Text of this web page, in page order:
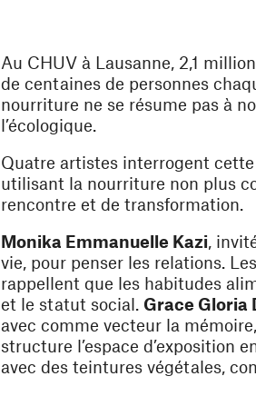
Au CHUV à Lausanne, 2,1
de centaines de personnes
nourriture ne se résume pas à
l’écologique.
Quatre artistes interrogent
utilisant la nourriture non plus
rencontre et de transformation.
Monika Emmanuelle Kazi,
vie, pour penser les relations.
rappellent que les habitudes
et le statut social. Grace Gloria
avec comme vecteur la
structure l’espace d’exposition
avec des teintures végétales,